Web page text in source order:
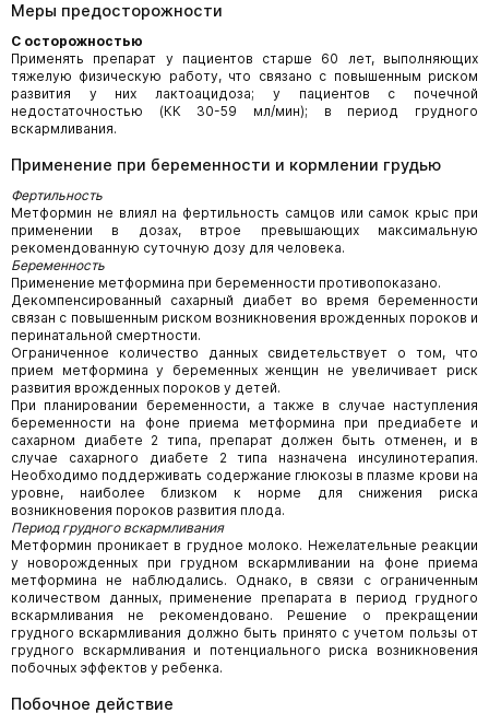
Меры предосторожности
С осторожностью
Применять препарат у пациентов старше 60 лет, выполняющих
тяжелую физическую работу, что связано с повышенным риском
развития у них лактоацидоза; у пациентов с почечной
недостаточностью (КК 30-59 мл/мин); в период грудного
вскармливания.
Применение при беременности и кормлении грудью
Фертильность
Метформин не влиял на фертильность самцов или самок крыс при
применении в дозах, втрое превышающих максимальную
рекомендованную суточную дозу для человека.
Беременность
Применение метформина при беременности противопоказано.
Декомпенсированный сахарный диабет во время беременности
связан с повышенным риском возникновения врожденных пороков и
перинатальной смертности.
Ограниченное количество данных свидетельствует о том, что
прием метформина у беременных женщин не увеличивает риск
развития врожденных пороков у детей.
При планировании беременности, а также в случае наступления
беременности на фоне приема метформина при предиабете и
сахарном диабете 2 типа, препарат должен быть отменен, и в
случае сахарного диабете 2 типа назначена инсулинотерапия.
Необходимо поддерживать содержание глюкозы в плазме крови на
уровне, наиболее близком к норме для снижения риска
возникновения пороков развития плода.
Период грудного вскармливания
Метформин проникает в грудное молоко. Нежелательные реакции
у новорожденных при грудном вскармливании на фоне приема
метформина не наблюдались. Однако, в связи с ограниченным
количеством данных, применение препарата в период грудного
вскармливания не рекомендовано. Решение о прекращении
грудного вскармливания должно быть принято с учетом пользы от
грудного вскармливания и потенциального риска возникновения
побочных эффектов у ребенка.
Побочное действие